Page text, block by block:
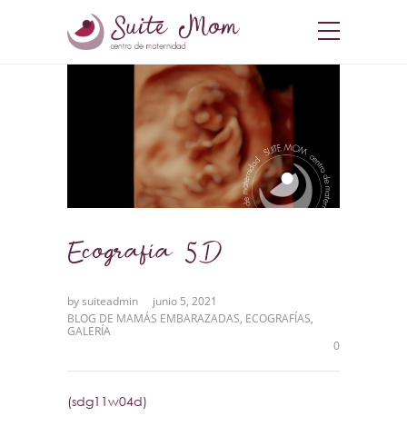
Ecografía 5D
bysuiteadmin
junio 5, 2021
BLOG DE MAMÁS EMBARAZADAS, ECOGRAFÍAS,
GALERÍA
0
(sdg11w04d)